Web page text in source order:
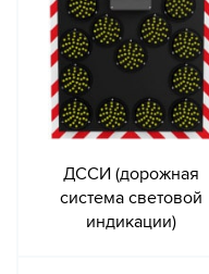
ДССИ (дорожная
система световой
индикации)